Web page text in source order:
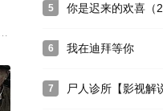
与村里的林威龙、陈采
涌的战国时代故事。
中准备为一个战友徐光辉庆祝
，爱上了天真烂漫的少女许丽
5 你是迟来的欢喜（
6 我在迪拜等你
7 尸人诊所【影视解